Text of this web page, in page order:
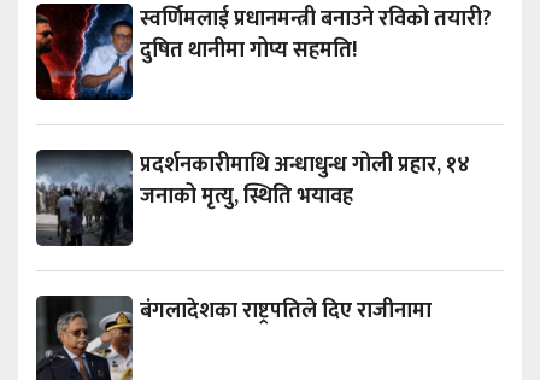
स्वर्णिमलाई प्रधानमन्त्री बनाउने रविको तयारी?
दुषित थानीमा गोप्य सहमति!
प्रदर्शनकारीमाथि अन्धाधुन्ध गोली प्रहार, १४
जनाको मृत्यु, स्थिति भयावह
बंगलादेशका राष्ट्रपतिले दिए राजीनामा